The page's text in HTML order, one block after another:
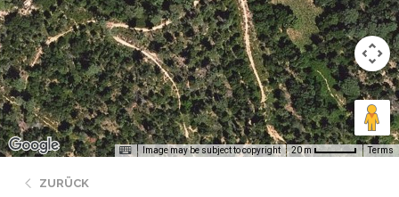
Image may be subject to copyright 20 m Terms
ZURÜCK